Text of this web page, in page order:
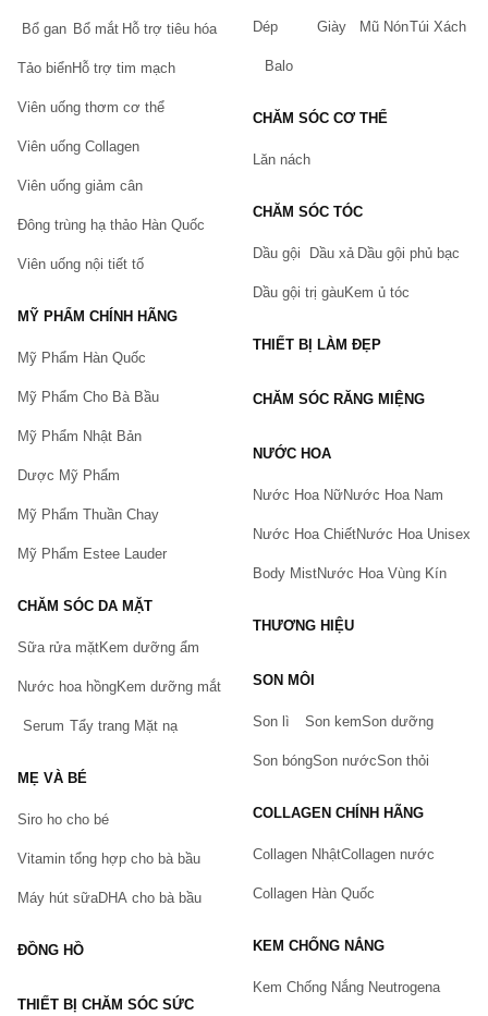
Trời (360 viên), ngày 3 lần, mỗi lần uống 6 viên sau ăn.
Trong 8 tuần tiếp theo dùng 2 lọ Tảo Mặt Trời (360 viên),
ngày 2 lần, mỗi lần uống 6 viên sau ăn.
Trước khi sử dụng tảo nên tẩy giun sán
Người muốn cải thiện cân nặng, uống ngay sau bữa ăn
chính 10’ – 15’.
Uống 200ml nước/lần khi uống tảo.
Bạn nên uống Tảo đúng giờ, giờ cố định trong ngày để tránh
quên
biệt không được bỏ bữa sáng
Nên tập thể dục, thể thao mỗi ngày từ 15’ – 30’ (đi bộ, bơi lội,
…)
Cách phân biệt tảo mặt trời
Plus chính hãng
Cách 1: Dựa vào tem chống hàng giả của nhà phân phối
Công ty TNHH Ecopath Việt Nam là nhà phân phối chính thức
sản phẩm Tảo Mặt Trời, Tảo Tự Nhiên của hãng Earthrise
Nutritionals, LLC – USA tại thị trường Việt Nam
Bạn gặp vấn đề về sản phẩm hay mua hàng?
Hãy báo lỗi cho chúng tôi. Hoặc gọi cho chúng tôi qua số
Vấn đề(*)
Bổ gan Bổ mắt Hỗ trợ tiêu hóa
Tảo biểnHỗ trợ tim mạch
Viên uống thơm cơ thể
Viên uống Collagen
Viên uống giảm cân
Đông trùng hạ thảo Hàn Quốc
Viên uống nội tiết tố
MỸ PHẨM CHÍNH HÃNG
Mỹ Phẩm Hàn Quốc
Mỹ Phẩm Cho Bà Bầu
Mỹ Phẩm Nhật Bản
Dược Mỹ Phẩm
Mỹ Phẩm Thuần Chay
Mỹ Phẩm Estee Lauder
CHĂM SÓC DA MẶT
Sữa rửa mặtKem dưỡng ẩm
Nước hoa hồngKem dưỡng mắt
Serum Tẩy trang Mặt nạ
MẸ VÀ BÉ
Siro ho cho bé
Vitamin tổng hợp cho bà bầu
Máy hút sữaDHA cho bà bầu
ĐỒNG HỒ
THIẾT BỊ CHĂM SÓC SỨC
Dép Giày Mũ NónTúi Xách
Balo
CHĂM SÓC CƠ THỂ
Lăn nách
CHĂM SÓC TÓC
Dầu gội Dầu xả Dầu gội phủ bạc
Dầu gội trị gàuKem ủ tóc
THIẾT BỊ LÀM ĐẸP
CHĂM SÓC RĂNG MIỆNG
NƯỚC HOA
Nước Hoa NữNước Hoa Nam
Nước Hoa ChiếtNước Hoa Unisex
Body MistNước Hoa Vùng Kín
THƯƠNG HIỆU
SON MÔI
Son lì Son kemSon dưỡng
Son bóngSon nướcSon thỏi
COLLAGEN CHÍNH HÃNG
Collagen NhậtCollagen nước
Collagen Hàn Quốc
KEM CHỐNG NẮNG
Kem Chống Nắng Neutrogena